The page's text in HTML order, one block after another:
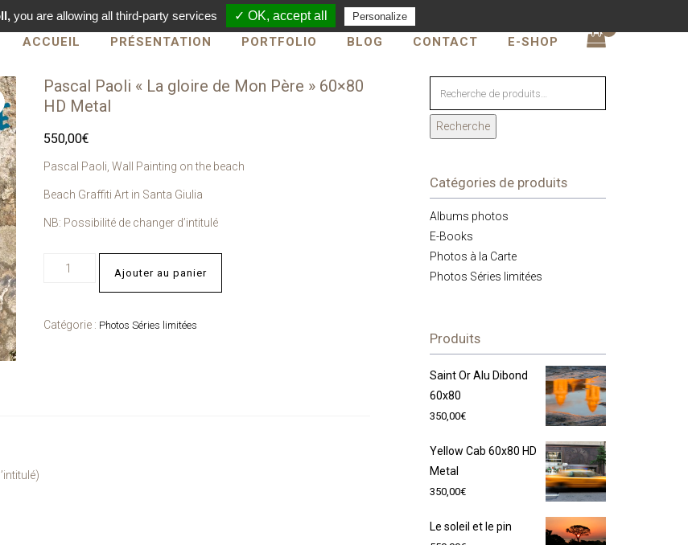
ACCUEIL PRÉSENTATION PORTFOLIO BLOG CONTACT E-SHOP
Pascal Paoli « La gloire de Mon Père » 60×80
HD Metal
550,00€
Pascal Paoli, Wall Painting on the beach
Beach Graffiti Art in Santa Giulia
NB: Possibilité de changer d’intitulé
Ajouter au panier
Catégorie : Photos Séries limitées
Recherche
Catégories de produits
Albums photos
E-Books
Photos à la Carte
Photos Séries limitées
Produits
Saint Or Alu Dibond
60x80
350,00€
Yellow Cab 60x80 HD
Metal
350,00€
Le soleil et le pin
you are allowing all third-party services ✓ OK, accept all Personalize